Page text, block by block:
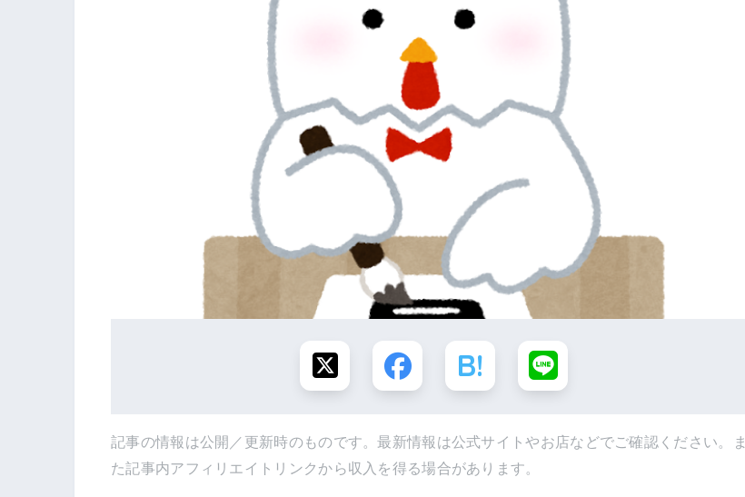
記事の情報は公開／更新時のものです。最新情報は公式サイトやお店などでご確認ください。ま
た記事内アフィリエイトリンクから収入を得る場合があります。